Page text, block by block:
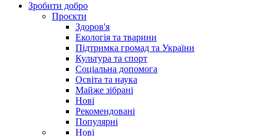
Зробити добро
Проєкти
Здоров'я
Екологія та тварини
Підтримка громад та України
Культура та спорт
Соціальна допомога
Освіта та наука
Майже зібрані
Нові
Рекомендовані
Популярні
Нові